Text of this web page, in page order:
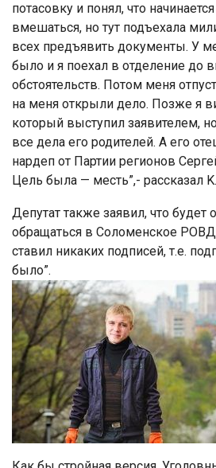
потасовку и понял, что
вмешаться, но тут подъехала
всех предъявить документы. У
было и я поехал в отделение до
обстоятельств. Потом меня
на меня открыли дело. Позже я
который выступил заявителем,
все дела его родителей. А его
нардеп от Партии регионов
Цель была — месть”,- рассказал
Депутат также заявил, что будет
обращаться в Соломенское
ставил никаких подписей, т.е.
было”.